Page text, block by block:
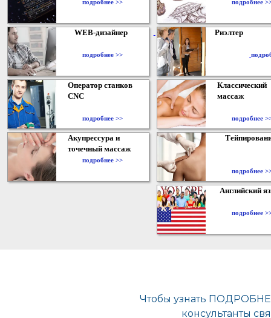
подробнее >> подробнее
WEB-дизайнер
подробнее >>
Риэлтер
Оператор станков
CNC
подробнее >>
Классический
массаж
подробнее
Акупрессура и
точечный массаж
подробнее >>
подробнее
Английский
подробнее